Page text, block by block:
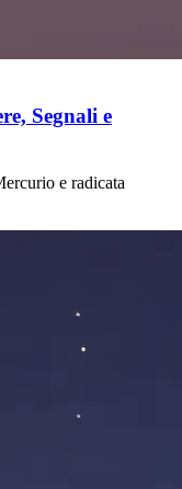
Segnali e
e radicata